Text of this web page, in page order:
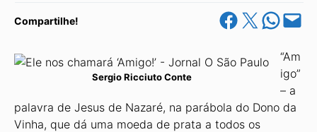
Compartilhe! Share on Facebook
Share on X Share on
Email this
Sergio Ricciuto Conte
“Am
igo”
– a
palavra de Jesus de Nazaré, na parábola do Dono da
Vinha, que dá uma moeda de prata a todos os